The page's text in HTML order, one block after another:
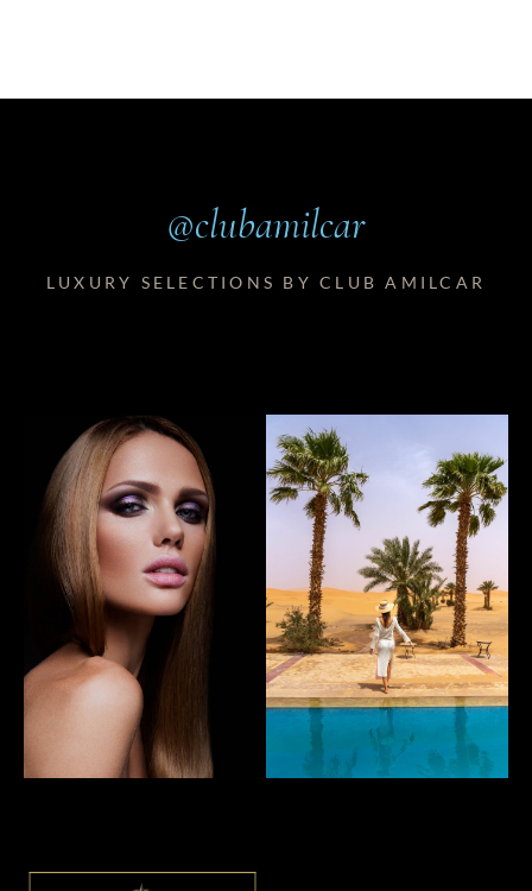
@clubamilcar
LUXURY SELECTIONS BY CLUB AMILCAR